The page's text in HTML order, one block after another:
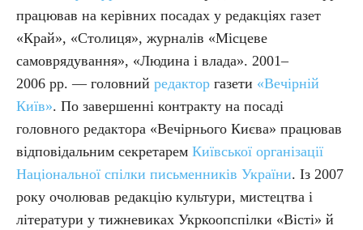
працював на керівних посадах у редакціях газет
«Край», «Столиця», журналів «Місцеве
самоврядування», «Людина і влада». 2001–
2006 рр. — головний редактор газети «Вечірній
Київ». По завершенні контракту на посаді
головного редактора «Вечірнього Києва» працював
відповідальним секретарем Київської організації
Національної спілки письменників України. Із 2007
року очолював редакцію культури, мистецтва і
літератури у тижневиках Укркоопспілки «Вісті» й